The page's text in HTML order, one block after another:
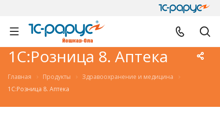
1С:Розница 8. Аптека
Главная Продукты
Здравоохранение и медицина
1С:Розница 8. Аптека